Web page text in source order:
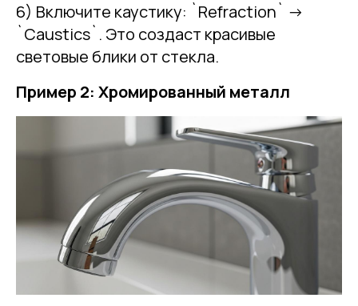
6) Включите каустику: `Refraction` ->
`Caustics`. Это создаст красивые
световые блики от стекла.
Пример 2: Хромированный металл